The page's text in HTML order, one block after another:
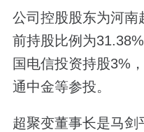
公司控股股东为河南
前持股比例为
国电信投资持股3%
通中金等参投。
超聚变董事长是马剑